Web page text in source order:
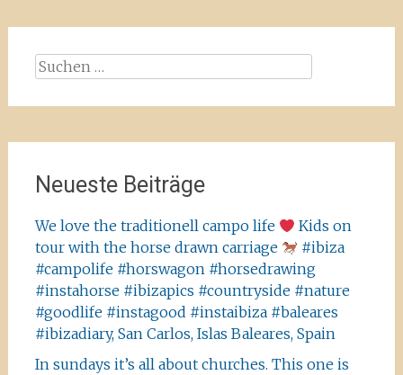
Suchen
nach:
Neueste Beiträge
We love the traditionell campo life
Kids on
tour with the horse drawn carriage
#ibiza
#campolife #horswagon #horsedrawing
#instahorse #ibizapics #countryside #nature
#goodlife #instagood #instaibiza #baleares
#ibizadiary, San Carlos, Islas Baleares, Spain
In sundays it’s all about churches. This one is